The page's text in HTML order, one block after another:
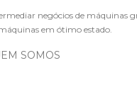
negócios de máquinas
em ótimo estado.
SOMOS